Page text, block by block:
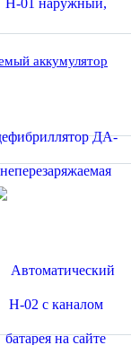
аккумулятор